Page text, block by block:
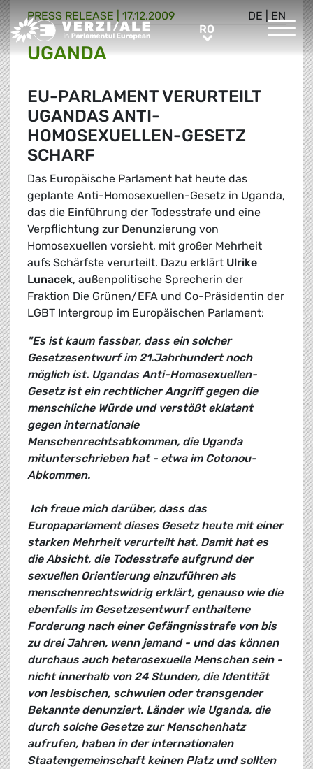
Greens/EFA Home RORO
DE EN
PRESS RELEASE | 17.12.2009
UGANDA
EU-PARLAMENT VERURTEILT
UGANDAS ANTI-
HOMOSEXUELLEN-GESETZ
SCHARF
Das Europäische Parlament hat heute das
geplante Anti-Homosexuellen-Gesetz in Uganda,
das die Einführung der Todesstrafe und eine
Verpflichtung zur Denunzierung von
Homosexuellen vorsieht, mit großer Mehrheit
aufs Schärfste verurteilt. Dazu erklärt Ulrike
Lunacek, außenpolitische Sprecherin der
Fraktion Die Grünen/EFA und Co-Präsidentin der
LGBT Intergroup im Europäischen Parlament:
"Es ist kaum fassbar, dass ein solcher
Gesetzesentwurf im 21.Jahrhundert noch
möglich ist. Ugandas Anti-Homosexuellen-
Gesetz ist ein rechtlicher Angriff gegen die
menschliche Würde und verstößt eklatant
gegen internationale
Menschenrechtsabkommen, die Uganda
mitunterschrieben hat - etwa im Cotonou-
Abkommen.
Ich freue mich darüber, dass das
Europaparlament dieses Gesetz heute mit einer
starken Mehrheit verurteilt hat. Damit hat es
die Absicht, die Todesstrafe aufgrund der
sexuellen Orientierung einzuführen als
menschenrechtswidrig erklärt, genauso wie die
ebenfalls im Gesetzesentwurf enthaltene
Forderung nach einer Gefängnisstrafe von bis
zu drei Jahren, wenn jemand - und das können
durchaus auch heterosexuelle Menschen sein -
nicht innerhalb von 24 Stunden, die Identität
von lesbischen, schwulen oder transgender
Bekannte denunziert. Länder wie Uganda, die
durch solche Gesetze zur Menschenhatz
aufrufen, haben in der internationalen
Staatengemeinschaft keinen Platz und sollten